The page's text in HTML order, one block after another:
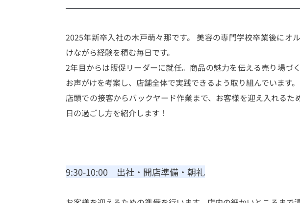
2025年新卒入社の木戸萌々那です。 美容の専門学校卒業後にオ
けながら経験を積む毎日です。
2年目からは販促リーダーに就任。商品の魅力を伝える売り場づ
お声がけを考案し、店舗全体で実践できるよう取り組んでいます。
店頭での接客からバックヤード作業まで、お客様を迎え入れるた
日の過ごし方を紹介します！
9:30-10:00　出社・開店準備・朝礼